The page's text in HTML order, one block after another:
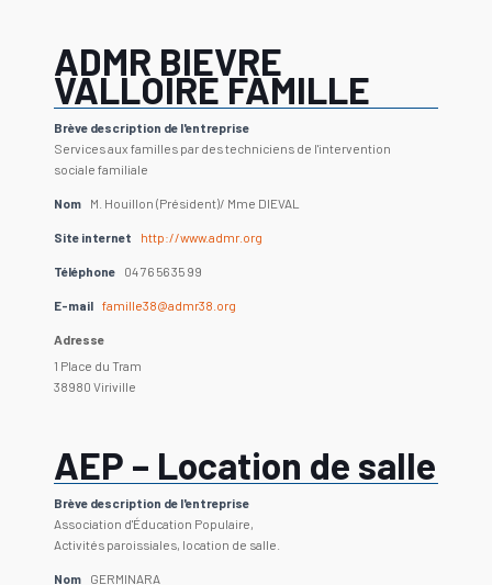
ADMR BIEVRE
VALLOIRE FAMILLE
Brève description de l'entreprise
Services aux familles par des techniciens de l'intervention
sociale familiale
Nom M. Houillon (Président)/ Mme DIEVAL
Site internet http://www.admr.org
Téléphone 04 76 56 35 99
E-mail famille38@admr38.org
Adresse
1 Place du Tram
38980 Viriville
AEP – Location de salle
Brève description de l'entreprise
Association d'Éducation Populaire,
Activités paroissiales, location de salle.
Nom GERMINARA